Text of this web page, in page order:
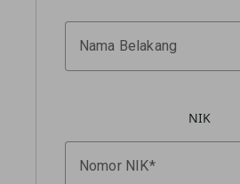
Nama Belakang
NIK
Nomor NIK